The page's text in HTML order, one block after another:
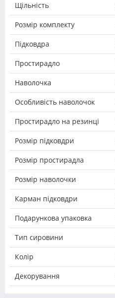
Щільність
Розмір комплекту
Підковдра
Простирадло
Наволочка
Особливість наволочок
Простирадло на резинці
Розмір підковдри
Розмір простирадла
Розмір наволочки
Карман підковдри
Подарункова упаковка
Тип сировини
Колір
Декорування